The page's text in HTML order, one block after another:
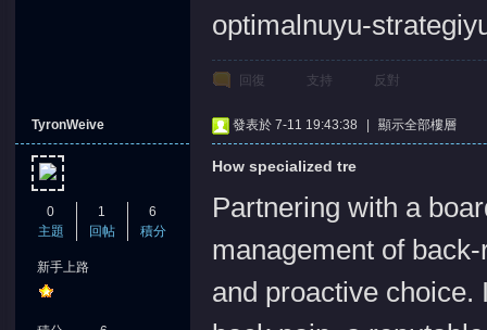
optimalnuyu-
回復 支持 反對
TyronWeive
0
主題
1
回帖
6
積分
新手上路
發表於 7-11 19:43:38 顯示全部樓層
How specialized tre
Partnering with a
management of
and proactive choice.